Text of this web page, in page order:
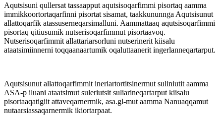
Aqutsisuni qullersat tassaapput aqutsisoqarfimmi pisortaq aamma
immikkoortortaqarfinni pisortat sisamat, taakkununnga Aqutsisunut
allattoqarfik atassuserneqarsimalluni. Aammattaaq aqutsisoqarfimmi
pisortaq qitiusumik nutserisoqarfimmut pisortaavoq.
Nutserisoqarfimmit allattariarsorluni nutserinerit kiisalu
ataatsimiinnerni toqqaanaartumik oqaluttaanerit ingerlanneqartarput.
Aqutsisunut allattoqarfimmit ineriartortitsinermut suliniutit aamma
ASA-p iluani ataatsimut suleriutsit suliarineqartarput kiisalu
pisortaaqatigiit attaveqarnermik, asa.gl-mut aamma Nanuaqqamut
nutaarsiassaqarnermik ikiortarpaat.